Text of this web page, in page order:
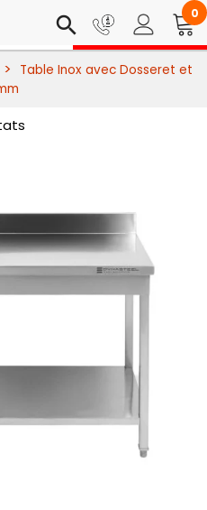
search 0
Table Inox avec Dosseret et